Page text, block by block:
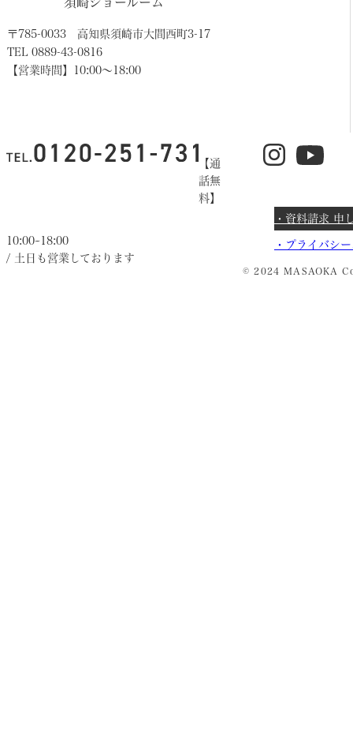
須崎ショールーム
〒785-0033 高知県須崎市大間西町3-17
TEL 0889-43-0816
【営業時間】10:00〜18:00
【通
話無
料】
10:00~18:00
/ 土日も営業しております
・資料請求 申
・ プライバシ
© 2024 MASAOKA